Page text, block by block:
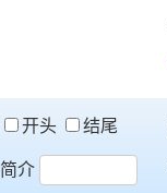
开头
结尾
简介